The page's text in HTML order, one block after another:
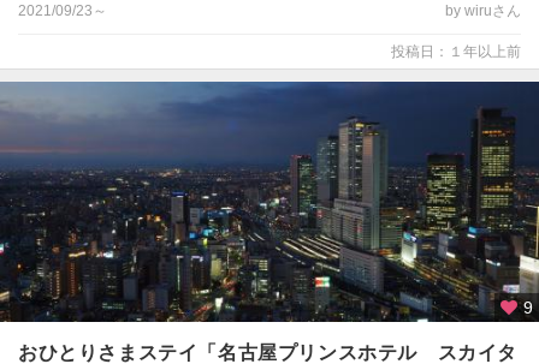
2021/09/23～
by wiruさん
投稿日：１年以上前
9
おひとりさまステイ「名古屋プリンスホテル スカイタ